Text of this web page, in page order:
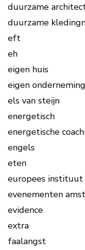
duurzame
duurzame
eft
eh
eigen huis
eigen
els van steijn
energetisch
energetische
engels
eten
europees instituut
evenementen
evidence
extra
faalangst